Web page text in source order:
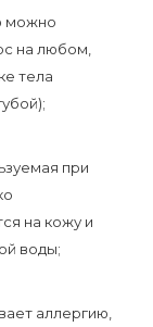
можно
на любом,
тела
при
на кожу и
воды;
аллергию,